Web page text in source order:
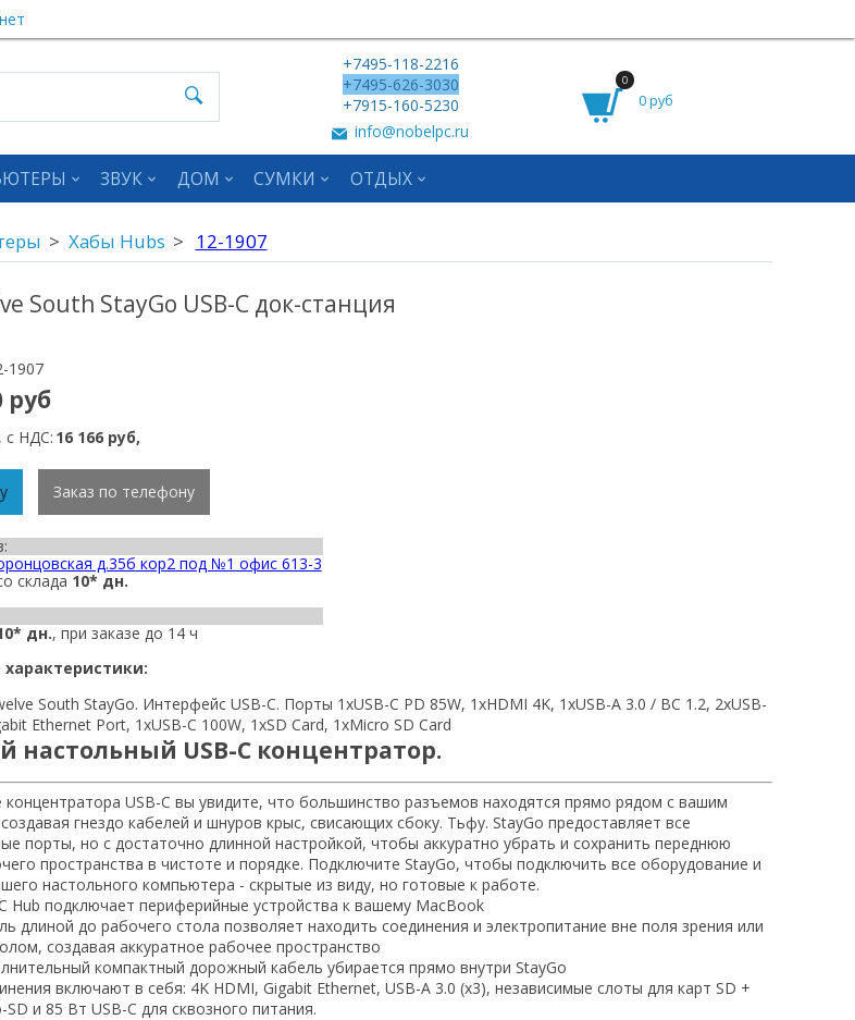
+7495-118-2216
+7495-626-3030
+7915-160-5230
info@nobelpc.ru
0
0 руб
ЗВУК ДОМ СУМКИ ОТДЫХ
Хабы Hubs 12-1907
South StayGo USB-C док-станция
1907
руб
с НДС: 16 166 руб,
Заказ по телефону
д.35б кор2 под №1 офис 613-3
склада 10* дн.
дн., при заказе до 14 ч
South StayGo. Интерфейс USB-C. Порты 1xUSB-C PD 85W, 1xHDMI 4K, 1xUSB-A 3.0 / BC 1.2, 2xUSB-
Ethernet Port, 1xUSB-C 100W, 1xSD Card, 1xMicro SD Card
настольный USB-C концентратор.
концентратора USB-C вы увидите, что большинство разъемов находятся прямо рядом с вашим
гнездо кабелей и шнуров крыс, свисающих сбоку. Тьфу. StayGo предоставляет все
порты, но с достаточно длинной настройкой, чтобы аккуратно убрать и сохранить переднюю
пространства в чистоте и порядке. Подключите StayGo, чтобы подключить все оборудование и
настольного компьютера - скрытые из виду, но готовые к работе.
Hub подключает периферийные устройства к вашему MacBook
длиной до рабочего стола позволяет находить соединения и электропитание вне поля зрения или
создавая аккуратное рабочее пространство
компактный дорожный кабель убирается прямо внутри StayGo
включают в себя: 4K HDMI, Gigabit Ethernet, USB-A 3.0 (x3), независимые слоты для карт SD +
SD и 85 Вт USB-C для сквозного питания.